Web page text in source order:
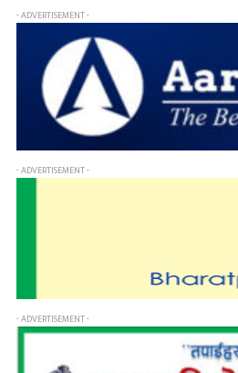
- ADVERTISEMENT -
- ADVERTISEMENT -
- ADVERTISEMENT -